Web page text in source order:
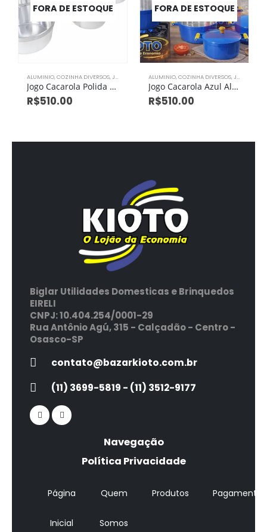
FORA DE ESTOQUE
ALUMINIO,COZINHA DIVERSOS,JOGO DE PANELAS
Jogo Cacarola Polida Aluminio Grosso com 5 peças
R$510.00
FORA DE ESTOQUE
ALUMINIO,COZINHA DIVERSOS,JOGO DE PANELAS
Jogo Cacarola Azul Aluminio Grosso com 5 peças
R$510.00
Biglar Utilidades Domesticas e Brinquedos
EIRELI
CNPJ: 10.404.254/0001-29
Rua Antônio Agú, 315 - Calçadão - Centro -
Osasco-SP
contato@bazarkioto.com.br
(11) 3699-5819 - (11) 3512-9177
Navegação
Política Privacidade
Página
Inicial
Quem
Somos
Produtos Pagamentos